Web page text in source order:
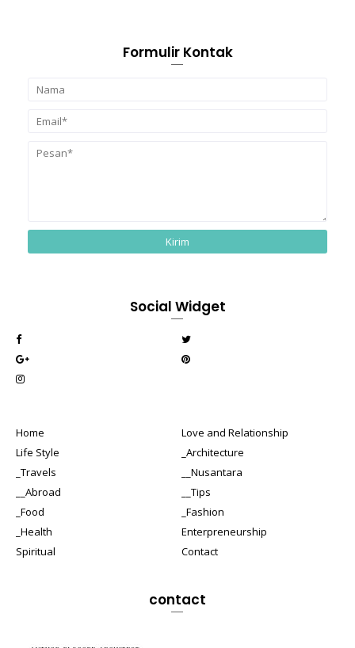
Formulir Kontak
Social Widget
Home
Love and Relationship
Life Style
_Architecture
_Travels
__Nusantara
__Abroad
__Tips
_Food
_Fashion
_Health
Enterpreneurship
Spiritual
Contact
contact